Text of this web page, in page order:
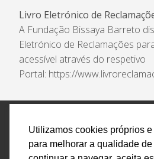
Utilizamos cookies próprios
para melhorar a qualidade
Livro Eletrónico de
A Fundação Bissaya Barreto
Eletrónico de Reclamações
acessível através do respetivo
Portal: https://
Política de Privacidade e
Encarregado de Proteção de
de Reclamações
Canal